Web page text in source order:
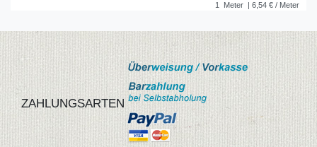
1 Meter | 6,54 € / Meter
ZAHLUNGSARTEN